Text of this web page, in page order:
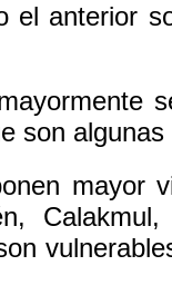
el anterior
son
mayor